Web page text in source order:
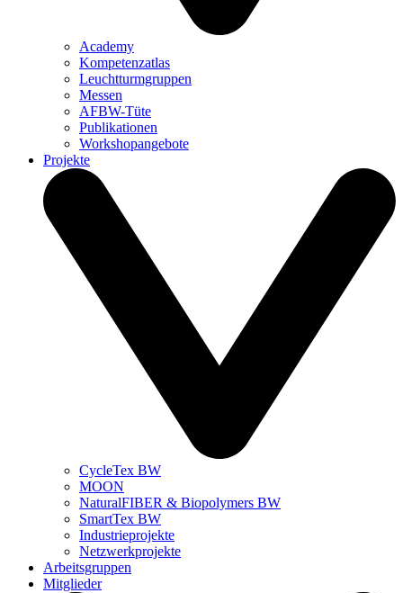
Academy
Kompetenzatlas
Leuchtturm­gruppen
Messen
AFBW-Tüte
Publikationen
Workshopangebote
Projekte
CycleTex BW
MOON
NaturalFIBER & Biopolymers BW
SmartTex BW
Industrieprojekte
Netzwerkprojekte
Arbeitsgruppen
Mitglieder